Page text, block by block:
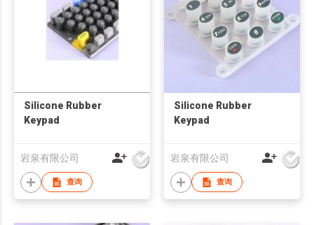
Silicone Rubber
Keypad
岩泉有限公司
查询
Silicone Rubber
Keypad
岩泉有限公司
查询